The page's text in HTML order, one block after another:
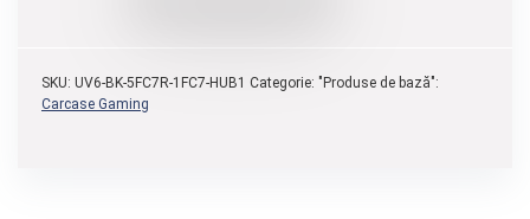
SKU: UV6-BK-5FC7R-1FC7-HUB1 Categorie: "Produse de bază":
Carcase Gaming